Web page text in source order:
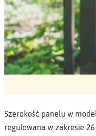
Szerokość panelu w
regulowana w zakresie